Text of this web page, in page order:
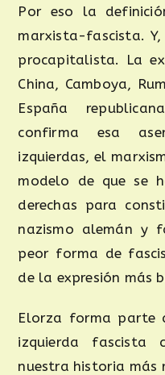
Por eso la
marxista-fascista.
procapitalista. La
China, Camboya,
España
confirma esa
izquierdas, el
modelo de que se
derechas para
nazismo alemán y
peor forma de
de la expresión más
Elorza forma parte
izquierda fascista
nuestra historia más